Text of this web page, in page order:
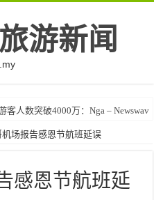
游新闻
人数突破4000万：Nga – Newswav
场报告感恩节航班延误
感恩节航班延